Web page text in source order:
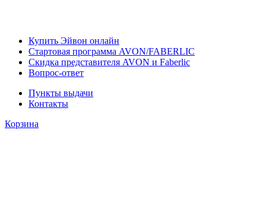
Купить Эйвон онлайн
Стартовая программа AVON/FABERLIC
Скидка представителя AVON и Faberlic
Вопрос-ответ
Пункты выдачи
Контакты
Корзина